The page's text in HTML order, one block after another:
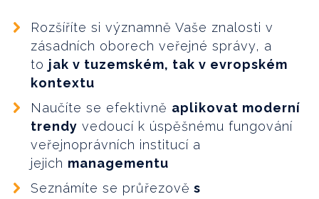
Rozšíříte si významně Vaše znalosti v
zásadních oborech veřejné správy, a
to jak v tuzemském, tak v evropském
kontextu
Naučíte se efektivně aplikovat moderní
trendy vedoucí k úspěšnému fungování
veřejnoprávních institucí a
jejich managementu
Seznámíte se průřezově s